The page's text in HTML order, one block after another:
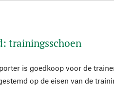
trainingsschoen
is goedkoop voor de
op de eisen van de